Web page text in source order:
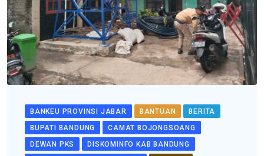
BANKEU PROVINSI JABAR BANTUAN
BERITA
BUPATI BANDUNG
CAMAT BOJONGSOANG
DEWAN PKS
DISKOMINFO KAB BANDUNG